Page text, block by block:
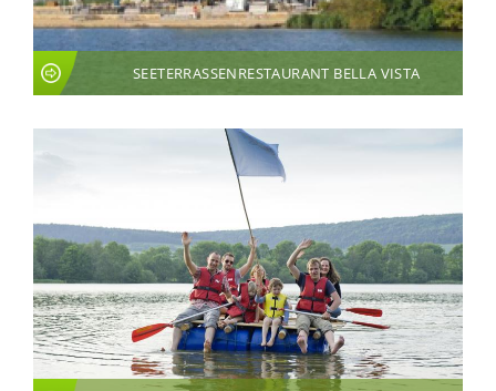
SEETERRASSENRESTAURANT BELLA VISTA